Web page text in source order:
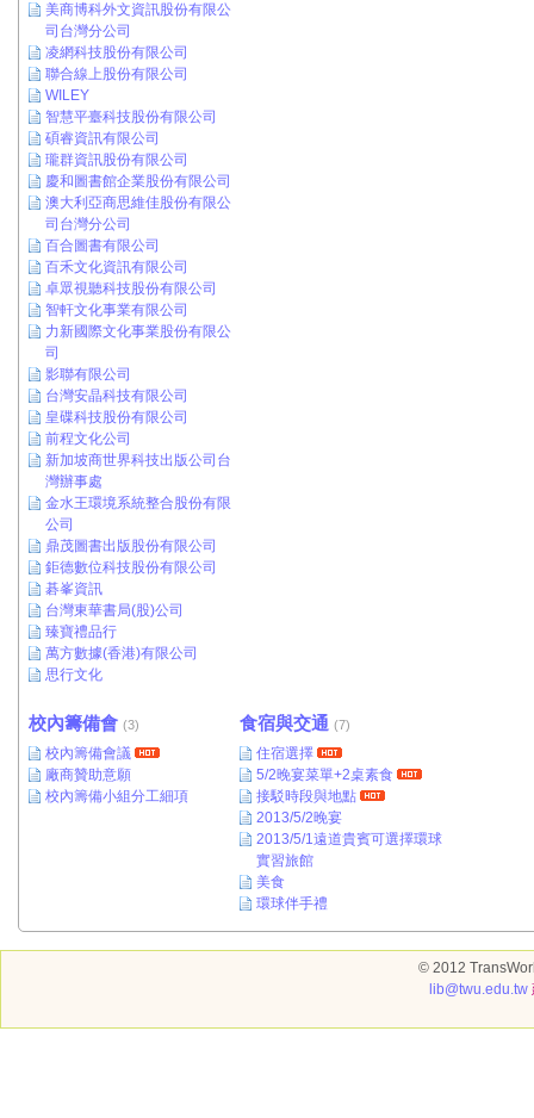
美商博科外文資訊股份有限公
司台灣分公司
凌網科技股份有限公司
聯合線上股份有限公司
WILEY
智慧平臺科技股份有限公司
碩睿資訊有限公司
瓏群資訊股份有限公司
慶和圖書館企業股份有限公司
澳大利亞商思維佳股份有限公
司台灣分公司
百合圖書有限公司
百禾文化資訊有限公司
卓眾視聽科技股份有限公司
智軒文化事業有限公司
力新國際文化事業股份有限公
司
影聯有限公司
台灣安晶科技有限公司
皇碟科技股份有限公司
前程文化公司
新加坡商世界科技出版公司台
灣辦事處
金水王環境系統整合股份有限
公司
鼎茂圖書出版股份有限公司
鉅德數位科技股份有限公司
碁峯資訊
台灣東華書局(股)公司
臻寶禮品行
萬方數據(香港)有限公司
思行文化
校內籌備會 (3)
校內籌備會議
廠商贊助意願
校內籌備小組分工細項
食宿與交通 (7)
住宿選擇
5/2晚宴菜單+2桌素食
接駁時段與地點
2013/5/2晚宴
2013/5/1遠道貴賓可選擇環球
實習旅館
美食
環球伴手禮
© 2012
lib@twu.edu.tw